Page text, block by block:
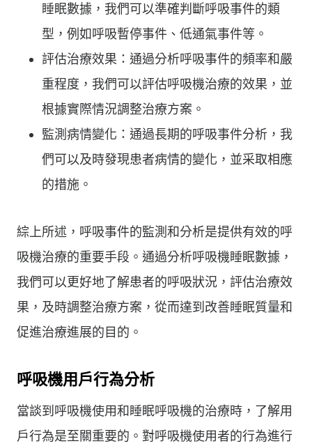
睡眠數據，我們可以準確判斷呼吸事件的類
型，例如呼吸暫停事件、低通氣事件等。
評估治療效果：通過分析呼吸事件的頻率和嚴
重程度，我們可以評估呼吸機治療的效果，並
根據實際情況調整治療方案。
監測病情變化：通過長期的呼吸事件分析，我
們可以及時發現患者病情的變化，並采取相應
的措施。
綜上所述，呼吸事件的監測和分析是提供有效的呼
吸機治療的重要手段。通過分析呼吸機睡眠數據，
我們可以更好地了解患者的呼吸狀況，評估治療效
果，及時調整治療方案，從而達到改善睡眠質量和
促進治療進展的目的。
呼吸機用戶行為分析
當談到呼吸機使用和睡眠呼吸機的治療時，了解用
戶行為是至關重要的。對呼吸機使用者的行為進行